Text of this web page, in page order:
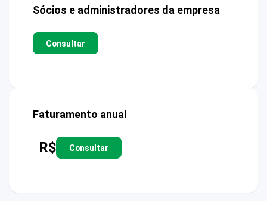
Sócios e administradores da empresa
Consultar
Faturamento anual
R$ Consultar